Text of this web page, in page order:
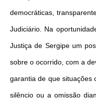
democráticas,
Judiciário. Na
Justiça de Sergipe um
sobre o ocorrido, com a
garantia de que situações
silêncio ou a omissão